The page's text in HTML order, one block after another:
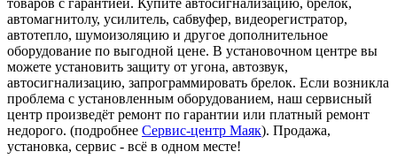
автомагнитолу, усилитель, сабвуфер, видеорегистратор,
автотепло, шумоизоляцию и другое дополнительное
оборудование по выгодной цене. В установочном центре вы
можете установить защиту от угона, автозвук,
автосигнализацию, запрограммировать брелок. Если возникла
проблема с установленным оборудованием, наш сервисный
центр произведёт ремонт по гарантии или платный ремонт
недорого. (подробнее Сервис-центр Маяк). Продажа,
установка, сервис - всё в одном месте!